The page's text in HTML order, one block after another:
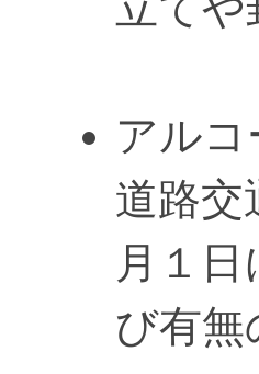
アル
道路交
月１
び有無